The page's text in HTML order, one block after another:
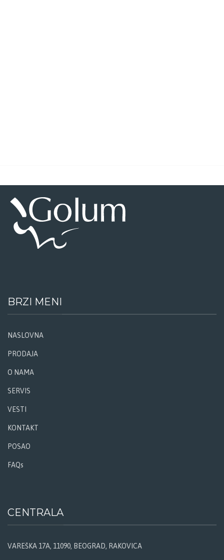
BRZI MENI
NASLOVNA
PRODAJA
O NAMA
SERVIS
VESTI
KONTAKT
POSAO
FAQs
CENTRALA
VAREŠKA 17A, 11090, BEOGRAD, RAKOVICA